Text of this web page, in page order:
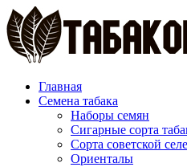
Перейти
к
содержанию
Главная
Семена табака
Наборы семян
Сигарные сорта
Сорта советской
Ориенталы